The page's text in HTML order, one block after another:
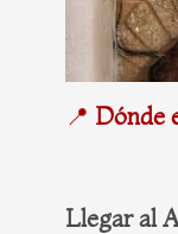
📍 Dónde
Llegar al